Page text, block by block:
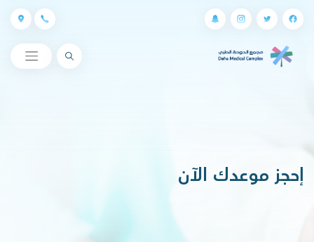
البحث
إحجز موعدك الآن